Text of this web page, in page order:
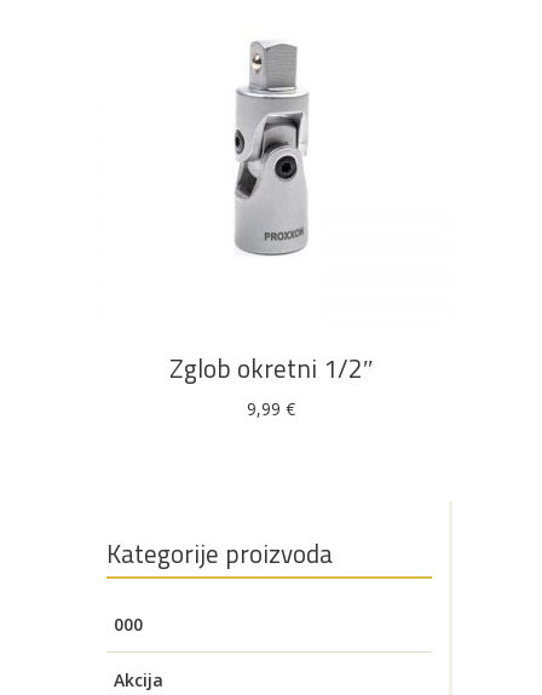
Pogledajte što je novo
u ponudi
Bijela Metalna Elektromaterijal
Vijčana Okovi
DODAJ U KOŠARICU
Zglob okretni 1/2″
9,99 €
Kategorije proizvoda
000
Akcija